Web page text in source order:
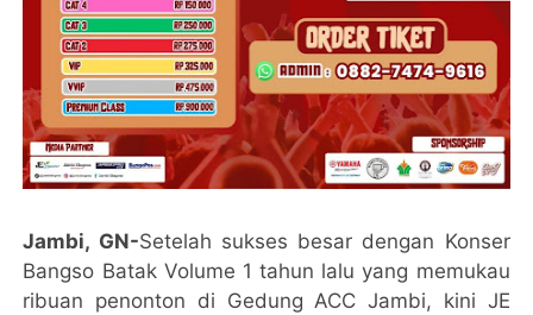
Jambi, GN-Setelah sukses besar dengan Konser
Bangso Batak Volume 1 tahun lalu yang memukau
ribuan penonton di Gedung ACC Jambi, kini JE